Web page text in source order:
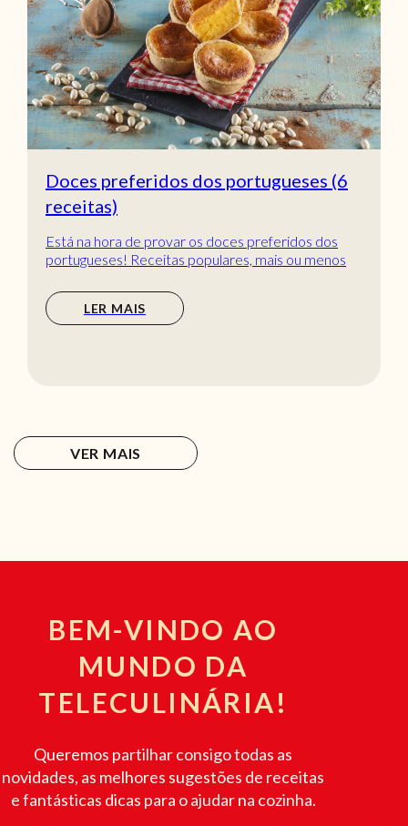
Doces preferidos dos portugueses (6
receitas)
Está na hora de provar os doces preferidos dos
portugueses! Receitas populares, mais ou menos
LER MAIS
VER MAIS
BEM-VINDO AO
MUNDO DA
TELECULINÁRIA!
Queremos partilhar consigo todas as
novidades, as melhores sugestões de receitas
e fantásticas dicas para o ajudar na cozinha.